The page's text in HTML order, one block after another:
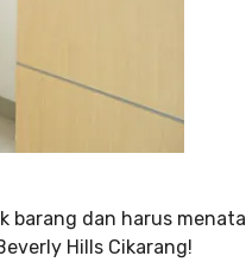
barang dan harus menata
Hills Cikarang!